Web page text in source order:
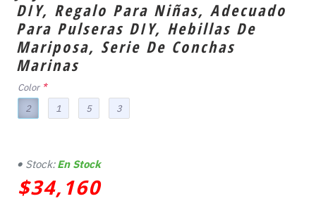
DIY, Regalo Para Niñas, Adecuado
Para Pulseras DIY, Hebillas De
Mariposa, Serie De Conchas
Marinas
$34,160
Stock: En Stock
Color
2
1 5 3